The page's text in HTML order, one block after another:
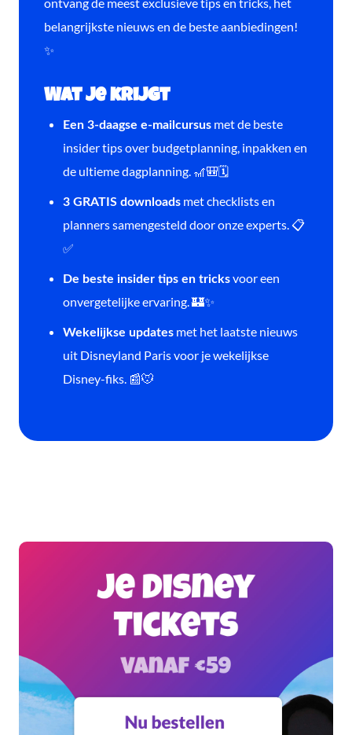
belangrijkste nieuws en de beste aanbiedingen!
✨
Wat je krijgt
Een 3-daagse e-mailcursus met de beste
insider tips over budgetplanning, inpakken en
de ultieme dagplanning. 🎢🎒🗓️
3 GRATIS downloads met checklists en
planners samengesteld door onze experts. 📋
✅
De beste insider tips en tricksvoor een
onvergetelijke ervaring. 🏰✨
Wekelijkse updates met het laatste nieuws
uit Disneyland Paris voor je wekelijkse
Disney-fiks. 📰🐭